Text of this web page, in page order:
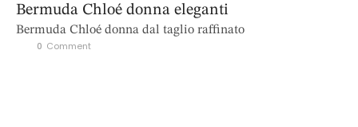
Bermuda Chloé donna eleganti
Bermuda Chloé donna dal taglio raffinato
0 Comment